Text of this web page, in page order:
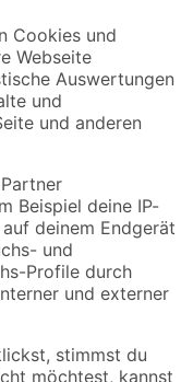
mehr verpassen!